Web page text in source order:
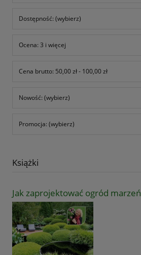
Dostępność: (wybierz)
Ocena: 3 i więcej
Cena brutto: 50,00 zł - 100,00 zł
Nowość: (wybierz)
Promocja: (wybierz)
Książki
Jak zaprojektować ogród marzeń